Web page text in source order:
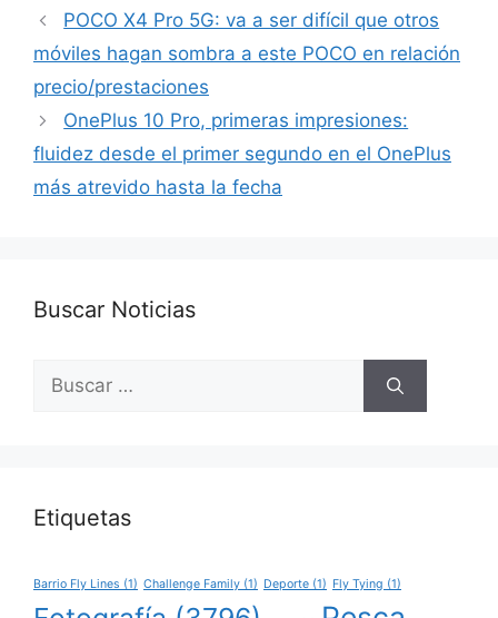
POCO X4 Pro 5G: va a ser difícil que otros
móviles hagan sombra a este POCO en relación
precio/prestaciones
OnePlus 10 Pro, primeras impresiones:
fluidez desde el primer segundo en el OnePlus
más atrevido hasta la fecha
Buscar Noticias
Buscar:
Etiquetas
Barrio Fly Lines (1) Challenge Family (1) Deporte (1) Fly Tying (1)